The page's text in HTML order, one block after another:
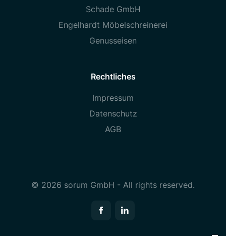
Schade GmbH
Engelhardt Möbelschreinerei
Genusseisen
Rechtliches
Impressum
Datenschutz
AGB
© 2026 sorum GmbH - All rights reserved.